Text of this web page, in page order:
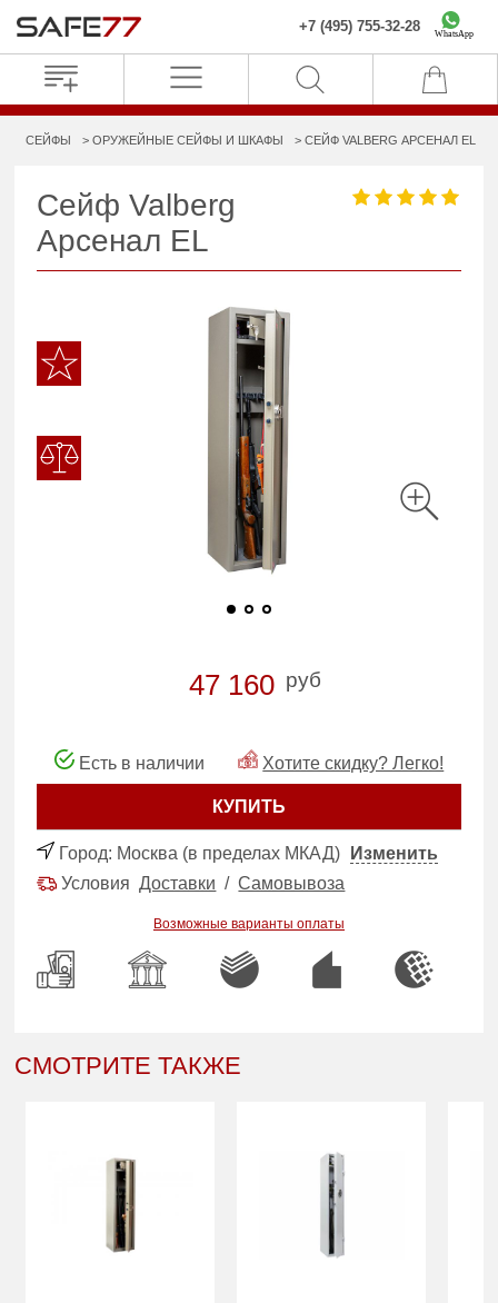
+7 (495) 755-32-28 WhatsApp
СЕЙФЫ ОРУЖЕЙНЫЕ СЕЙФЫ И ШКАФЫ СЕЙФ VALBERG АРСЕНАЛ EL
Сейф Valberg
Арсенал EL
47 160 руб
Есть в наличии Хотите скидку? Легко!
КУПИТЬ
Город: Москва (в пределах МКАД)
Изменить
УсловияДоставки /Самовывоза
Возможные варианты оплаты
СМОТРИТЕ ТАКЖЕ